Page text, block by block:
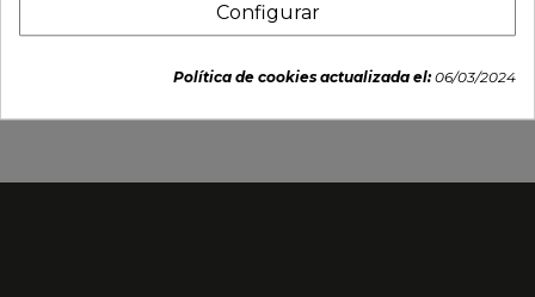
Taza 7x8cm - Craft Black
Silver
Taza de te de hierro con
plato 120ml "puntos-rojo.
11,95 €
Configurar
Política de cookies actualizada el:06/03/2024